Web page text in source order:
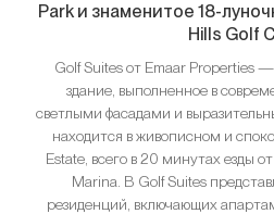
Park и знаменитое 18-
Hills Golf
Golf Suites от Emaar Properties
здание, выполненное в
светлыми фасадами и
находится в живописном и
Estate, всего в 20 минутах езды
Marina. В Golf Suites
резиденций, включающих